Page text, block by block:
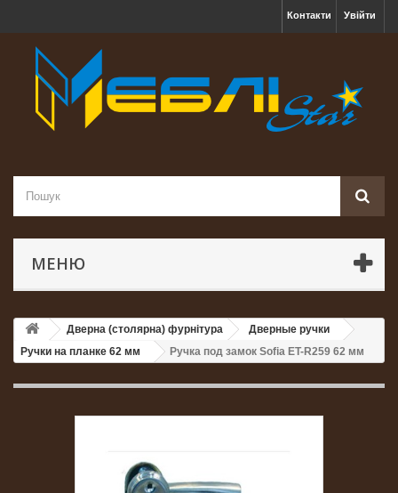
Увійти
Контакти
МЕНЮ
Дверна (столярна) фурнітура
Дверные ручки
Ручки на планке 62 мм
Ручка под замок Sofia ET-R259 62 мм